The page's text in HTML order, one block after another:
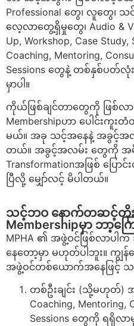
Professional တွေ၊ လူတွေ၊
လေ့လာတွေ့ရှိမှုတွေ၊ Audio &
Up, Workshop, Case Study,
Coaching, Mentoring,
Sessions တွေနဲ့ တစ်နှစ်ပတ်
မှာပါ။
ကိုယ်ဖြစ်ချင်တာတွေကို ဖြစ်လ
Membershipဟာ ပေါင်းကူ
မယ်။ အခု သင့်အနေနဲ့ အခွင့်အလ
တယ်။ အခွင့်အလမ်း တွေကို အ
Transformationအဖြစ် ပြ
ပြီလို့ မျှော်လင့် မိပါတယ်။
သင့်ဘဝ နောက်တဆင့်တို
Membershipမှာ ဘာ့က
MPHA ၏ အဖွဲ့ဝင်ဖြစ်လာပ
နေတော့မှာ မဟုတ်ပါဘူး။ ကျွ
အဖွဲ့ဝင်တစ်ယောက်အနေဖြင့်
တစ်ဦးချင်း (သို့မဟုတ်)
Coaching, Mentoring,
Sessions တွေကို ရရှိလာမှ